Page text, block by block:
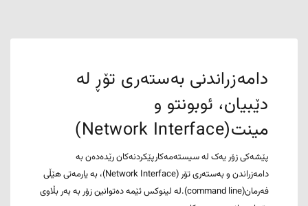
دامەزراندنی بەستەری تۆڕ لە
دێبیان، ئوبونتو و
مینت(Network Interface)
پێشەکی زۆر یەک لە سیستەمەکارپێکردنەکان رێدەدەن بە
دامەزراندن و بەستەری تۆر (Network Interface)، بە یارمەتی هێڵی
فەرمان(command line).لە لینوکس ئێمە دەتوانین زۆر بە بەر بڵاوی